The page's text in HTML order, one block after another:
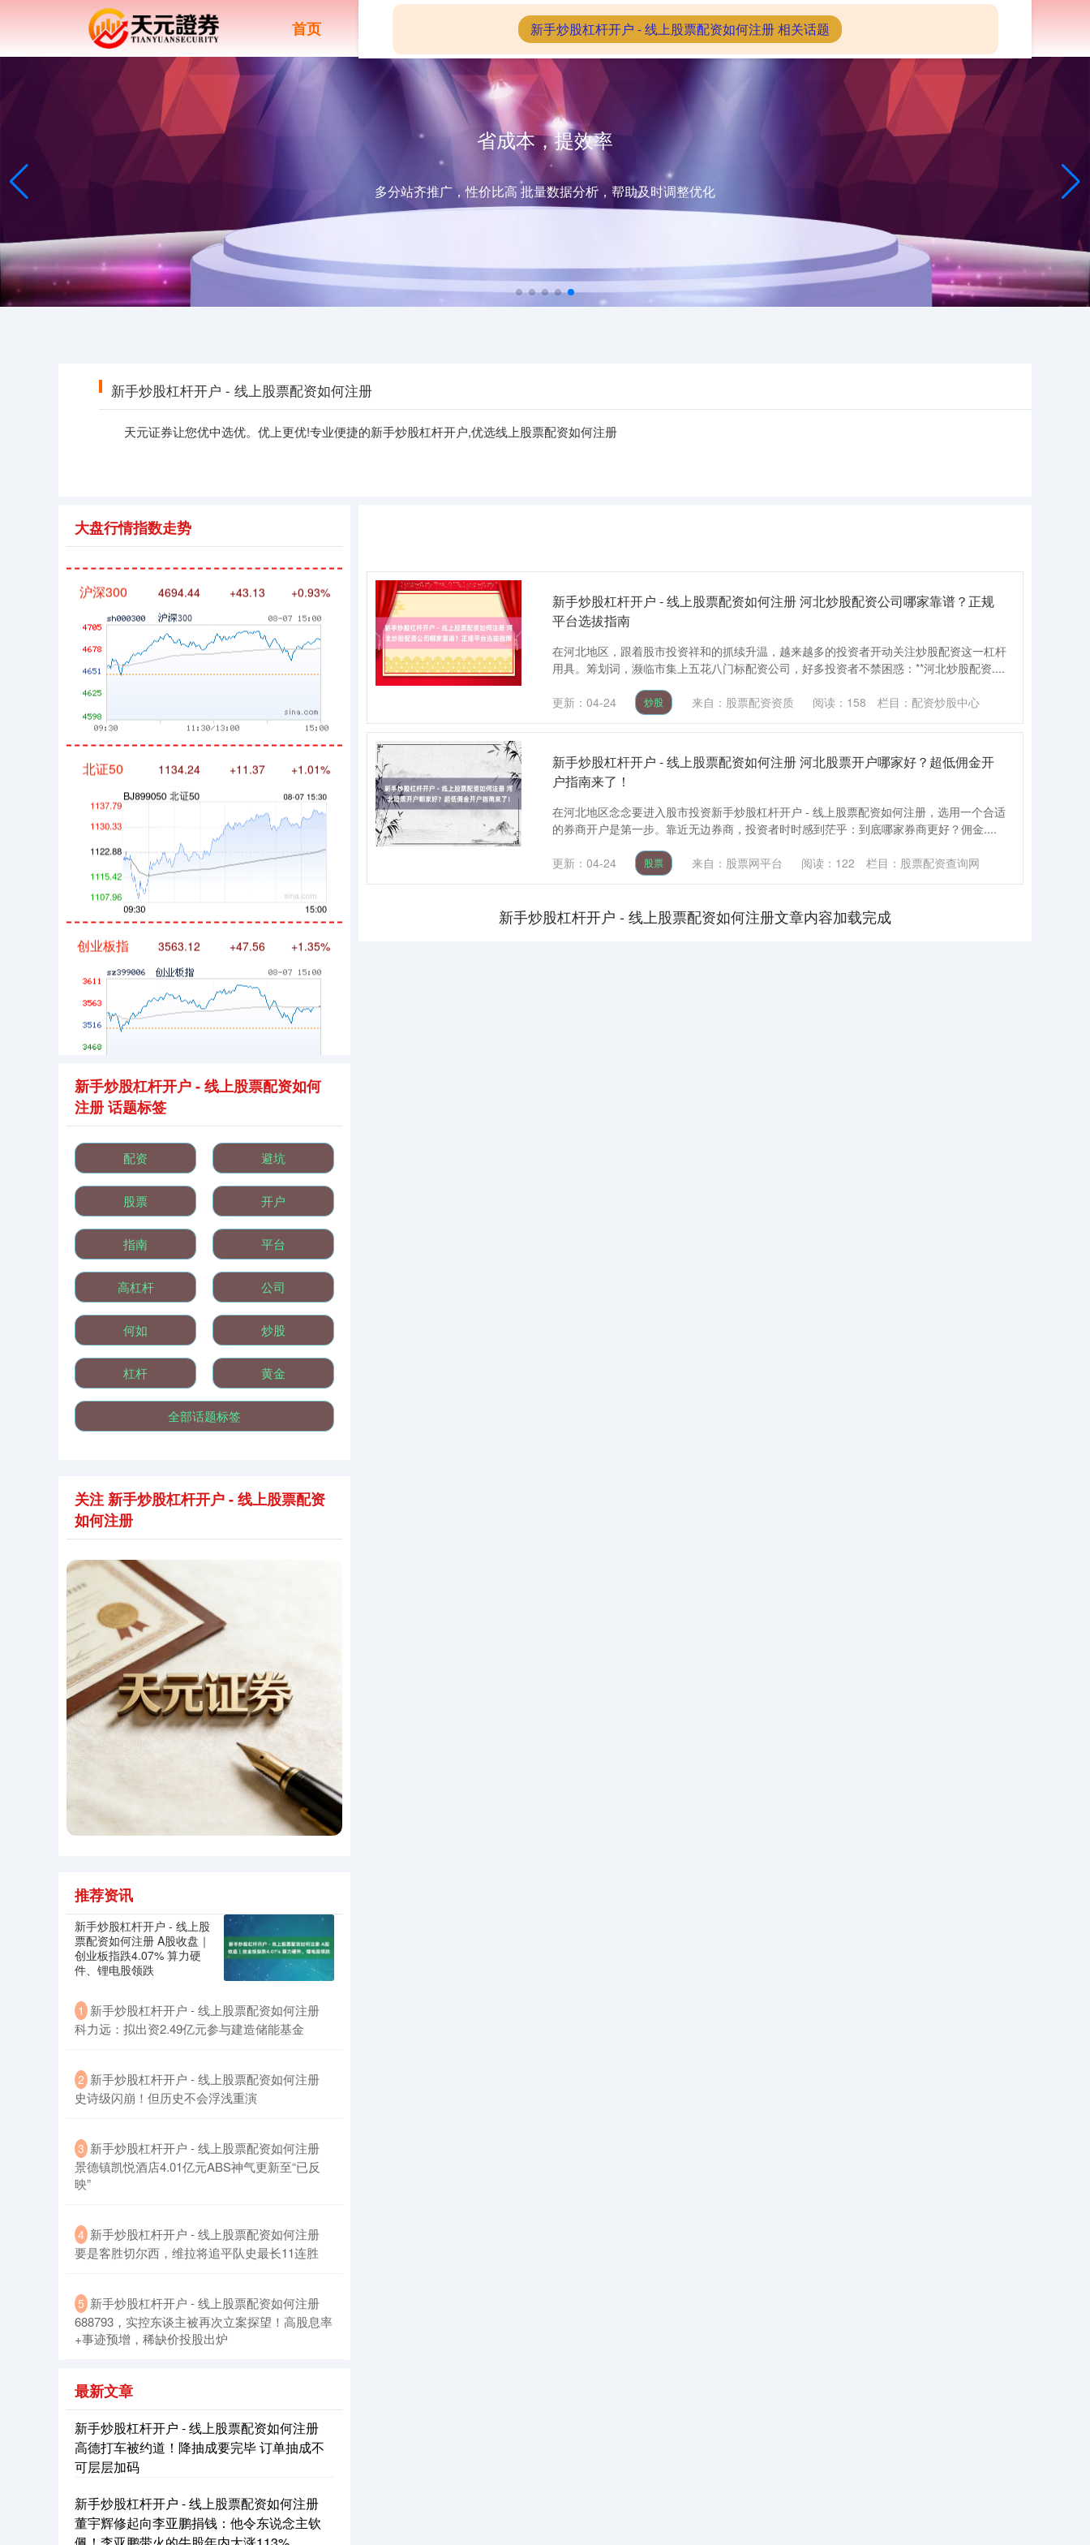
首页 配资炒股中心 在线配资平台
省成本，提效率
多分站齐推广，性价比高 批量数据分析，帮助及时调整优化
新手炒股杠杆开户 - 线上股票配资如何注册
天元证券让您优中选优。优上更优!专业便捷的新手炒股杠杆开户,优选线上股票配资如何注册
新手炒股杠杆开户 - 线上股票配资如何注册 相关话题
新手炒股杠杆开户 - 线上股票配资如何注册 河北炒股配资公司哪家靠谱？正规
平台选拔指南
在河北地区，跟着股市投资祥和的抓续升温，越来越多的投资者开动关注炒股配资这一杠杆
用具。筹划词，濒临市集上五花八门标配资公司，好多投资者不禁困惑：**河北炒股配资....
更新：04-24 炒股 来自：股票配资资质 阅读： 158 栏目： 配资炒股中心
新手炒股杠杆开户 - 线上股票配资如何注册 河北股票开户哪家好？超低佣金开
户指南来了！
在河北地区念念要进入股市投资新手炒股杠杆开户 - 线上股票配资如何注册，选用一个合适
的券商开户是第一步。靠近无边券商，投资者时时感到茫乎：到底哪家券商更好？佣金....
更新：04-24 股票 来自：股票网平台 阅读： 122 栏目： 股票配资查询网
新手炒股杠杆开户 - 线上股票配资如何注册文章内容加载完成
大盘行情指数走势
深证成指 14311.01 +200.89 +1.42%
沪深300 4694.44 +43.13 +0.93%
北证50 1134.24 +11.37 +1.01%
创业板指 3563.12 +47.56 +1.35%
基金指数 7242.10 +12.30 +0.17%
国债指数 229.69 +0.10 +0.04%
上证综指 3940.04
深证成指 +200.89 +1.42%
沪深300 +43.13 +0.93%
北证50 1134.24 +11.37 +1.01%
创业板指 3563.12
基金指数 7242.10 +12.30 +0.17%
新手炒股杠杆开户 - 线上股票配资如何
注册 话题标签
配资 避坑
股票 开户
指南 平台
高杠杆 公司
何如 炒股
杠杆 黄金
全部话题标签
关注 新手炒股杠杆开户 - 线上股票配资
如何注册
推荐资讯
新手炒股杠杆开户 - 线上股
票配资如何注册 A股收盘｜
创业板指跌4.07% 算力硬
件、锂电股领跌
1 新手炒股杠杆开户 - 线上股票配资如何注册
科力远：拟出资2.49亿元参与建造储能基金
2 新手炒股杠杆开户 - 线上股票配资如何注册
史诗级闪崩！但历史不会浮浅重演
3 新手炒股杠杆开户 - 线上股票配资如何注册
景德镇凯悦酒店4.01亿元ABS神气更新至“已反
映”
4 新手炒股杠杆开户 - 线上股票配资如何注册
要是客胜切尔西，维拉将追平队史最长11连胜
5 新手炒股杠杆开户 - 线上股票配资如何注册
688793，实控东谈主被再次立案探望！高股息率
+事迹预增，稀缺价投股出炉
最新文章
新手炒股杠杆开户 - 线上股票配资如何注册
高德打车被约道！降抽成要完毕 订单抽成不
可层层加码
新手炒股杠杆开户 - 线上股票配资如何注册
董宇辉修起向李亚鹏捐钱：他令东说念主钦